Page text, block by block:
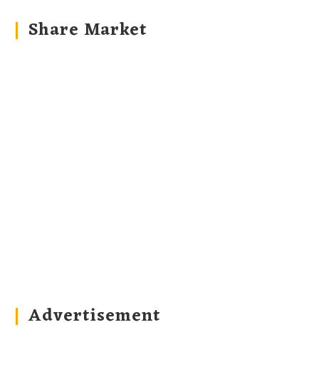
Share Market
Advertisement